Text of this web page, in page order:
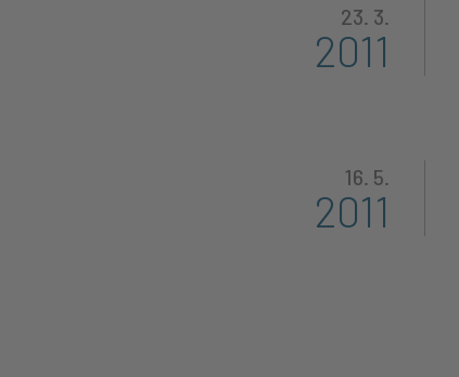
23. 3.
2011
16. 5.
2011